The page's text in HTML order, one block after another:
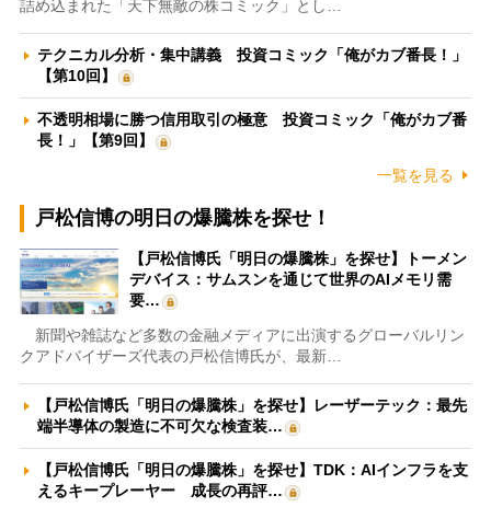
詰め込まれた「天下無敵の株コミック」とし…
テクニカル分析・集中講義 投資コミック「俺がカブ番長！」
【第10回】
不透明相場に勝つ信用取引の極意 投資コミック「俺がカブ番
長！」【第9回】
一覧を見る
戸松信博の明日の爆騰株を探せ！
【戸松信博氏「明日の爆騰株」を探せ】トーメン
デバイス：サムスンを通じて世界のAIメモリ需
要…
新聞や雑誌など多数の金融メディアに出演するグローバルリン
クアドバイザーズ代表の戸松信博氏が、最新…
【戸松信博氏「明日の爆騰株」を探せ】レーザーテック：最先
端半導体の製造に不可欠な検査装…
【戸松信博氏「明日の爆騰株」を探せ】TDK：AIインフラを支
えるキープレーヤー 成長の再評…